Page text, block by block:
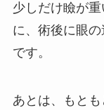
少しだけ瞼が
に、術後に眼
です。
あとは、もと